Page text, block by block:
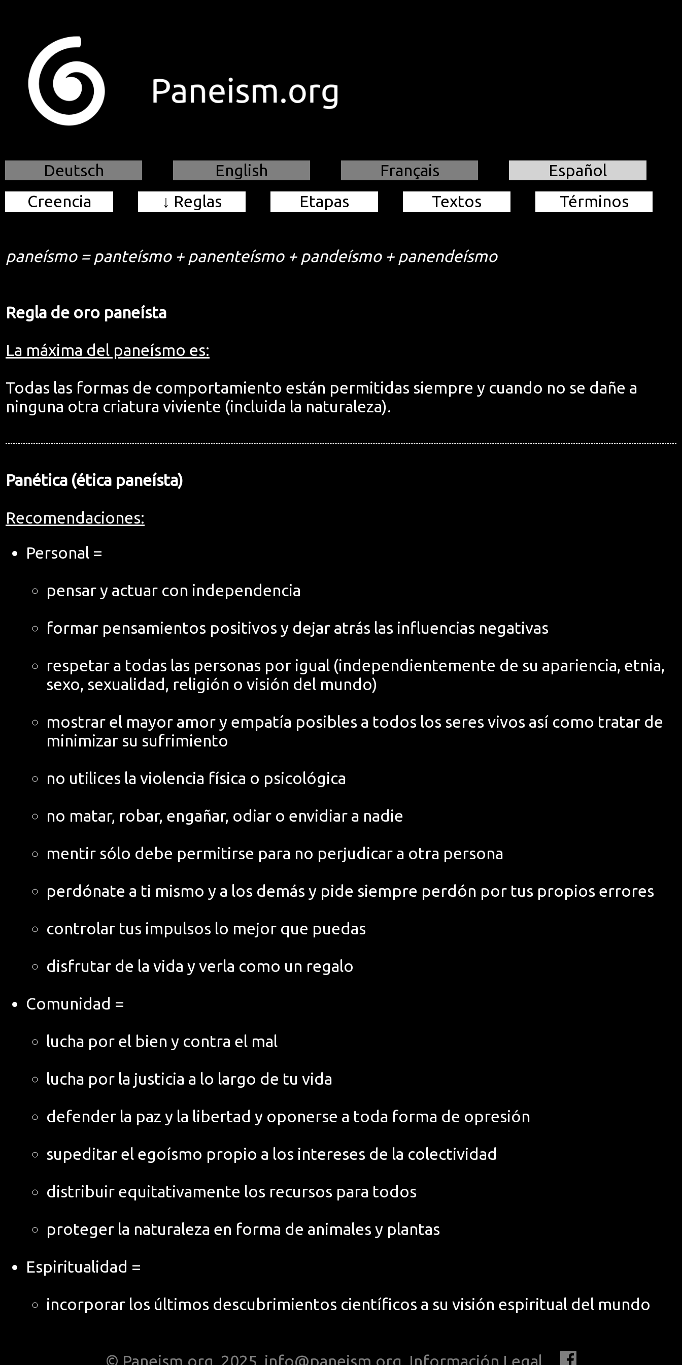
Deutsch English Français
Español
Creencia
↓ Reglas Etapas Textos Términos
paneísmo = panteísmo + panenteísmo + pandeísmo + panendeísmo
Regla de oro paneísta
La máxima del paneísmo es:
Todas las formas de comportamiento están permitidas siempre y cuando no se dañe a
ninguna otra criatura viviente (incluida la naturaleza).
Panética (ética paneísta)
Recomendaciones:
Personal =
pensar y actuar con independencia
formar pensamientos positivos y dejar atrás las influencias negativas
respetar a todas las personas por igual (independientemente de su apariencia, etnia,
sexo, sexualidad, religión o visión del mundo)
mostrar el mayor amor y empatía posibles a todos los seres vivos así como tratar de
minimizar su sufrimiento
no utilices la violencia física o psicológica
no matar, robar, engañar, odiar o envidiar a nadie
mentir sólo debe permitirse para no perjudicar a otra persona
perdónate a ti mismo y a los demás y pide siempre perdón por tus propios errores
controlar tus impulsos lo mejor que puedas
disfrutar de la vida y verla como un regalo
Comunidad =
lucha por el bien y contra el mal
lucha por la justicia a lo largo de tu vida
defender la paz y la libertad y oponerse a toda forma de opresión
supeditar el egoísmo propio a los intereses de la colectividad
distribuir equitativamente los recursos para todos
proteger la naturaleza en forma de animales y plantas
Espiritualidad =
incorporar los últimos descubrimientos científicos a su visión espiritual del mundo
© Paneism.org, 2025, info@paneism.org Información Legal